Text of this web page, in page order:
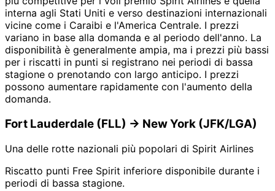
interna agli Stati Uniti e verso destinazioni internazionali
vicine come i Caraibi e l'America Centrale. I prezzi
variano in base alla domanda e al periodo dell'anno. La
disponibilità è generalmente ampia, ma i prezzi più bassi
per i riscatti in punti si registrano nei periodi di bassa
stagione o prenotando con largo anticipo. I prezzi
possono aumentare rapidamente con l'aumento della
domanda.
Fort Lauderdale (FLL) → New York (JFK/LGA)
Una delle rotte nazionali più popolari di Spirit Airlines
Riscatto punti Free Spirit inferiore disponibile durante i
periodi di bassa stagione.